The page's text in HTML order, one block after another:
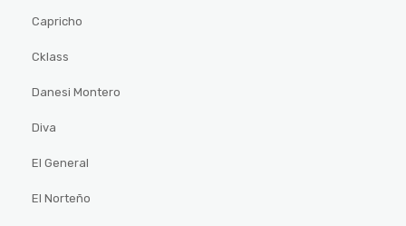
Capricho
Cklass
Danesi Montero
Diva
El General
El Norteño